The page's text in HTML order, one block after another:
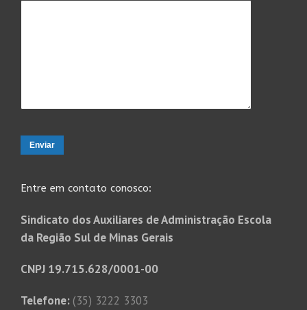
Entre em contato conosco:
Sindicato dos Auxiliares de Administração Escola
da Região Sul de Minas Gerais
CNPJ 19.715.628/0001-00
Telefone: (35) 3222 3303